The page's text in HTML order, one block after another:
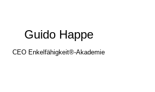
Guido Happe
CEO Enkelfähigkeit®-Akademie